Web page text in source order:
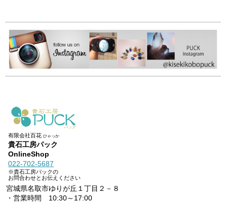
有限会社百花ひゃっか
貴石工房パック
OnlineShop
022-702-5687
※貴石工房パックの
お問合わせとお伝えください
宮城県名取市ゆりが丘１丁目２－８
・営業時間 10:30～17:00